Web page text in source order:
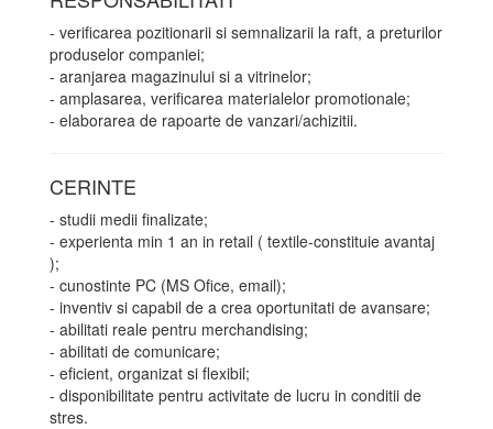
- verificarea pozitionarii si semnalizarii la raft, a preturilor
produselor companiei;
- aranjarea magazinului si a vitrinelor;
- amplasarea, verificarea materialelor promotionale;
- elaborarea de rapoarte de vanzari/achizitii.
CERINTE
- studii medii finalizate;
- experienta min 1 an in retail ( textile-constituie avantaj
);
- cunostinte PC (MS Ofice, email);
- inventiv si capabil de a crea oportunitati de avansare;
- abilitati reale pentru merchandising;
- abilitati de comunicare;
- eficient, organizat si flexibil;
- disponibilitate pentru activitate de lucru in conditii de
stres.